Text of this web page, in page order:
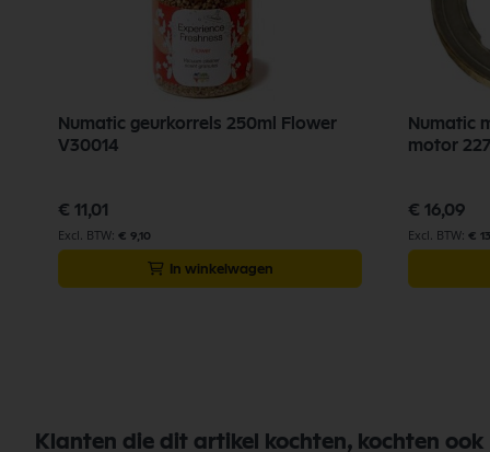
Numatic geurkorrels 250ml Flower
V30014
€ 11,01
€ 9,10
In winkelwagen
Numatic motorrubber boven Bypass
motor
€ 16,09
€
Klanten die dit artikel kochten, kochten ook